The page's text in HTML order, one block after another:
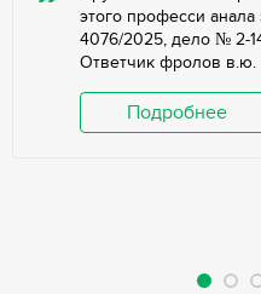
этого професси
4076/2025, дело № 2-
Ответчик фролов в.ю.
Подробнее